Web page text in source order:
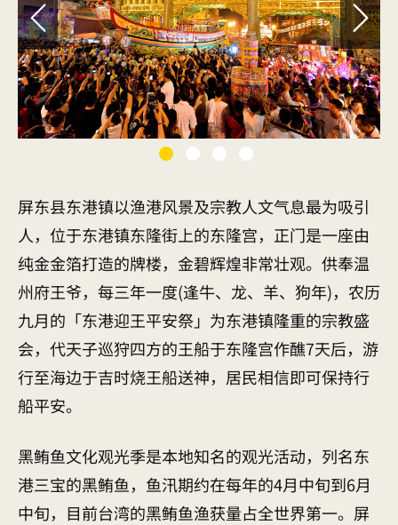
屏东县东港镇以渔港风景及宗教人文气息最为吸引
人，位于东港镇东隆街上的东隆宫，正门是一座由
纯金金箔打造的牌楼，金碧辉煌非常壮观。供奉温
州府王爷，每三年一度(逢牛、龙、羊、狗年)，农历
九月的「东港迎王平安祭」为东港镇隆重的宗教盛
会，代天子巡狩四方的王船于东隆宫作醮7天后，游
行至海边于吉时烧王船送神，居民相信即可保持行
船平安。
黑鲔鱼文化观光季是本地知名的观光活动，列名东
港三宝的黑鲔鱼，鱼汛期约在每年的4月中旬到6月
中旬，目前台湾的黑鲔鱼渔获量占全世界第一。屏